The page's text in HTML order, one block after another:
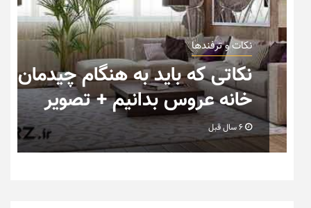
نکات و ترفندها
تصاویر جدید از خانه های
رویایی خاص و متفاوت